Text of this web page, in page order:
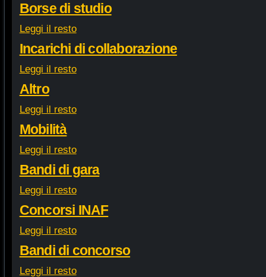
Borse di studio
Leggi il resto
Incarichi di collaborazione
Leggi il resto
Altro
Leggi il resto
Mobilità
Leggi il resto
Bandi di gara
Leggi il resto
Concorsi INAF
Leggi il resto
Bandi di concorso
Leggi il resto